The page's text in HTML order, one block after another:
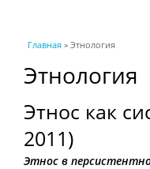
Вы здесь
Главная » Этнология
Этнология
Этнос как
2011)
Этнос в